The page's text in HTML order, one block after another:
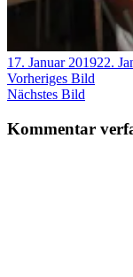
Veröffentlicht
am
17. Januar 201922.
Vorheriges Bild
Nächstes Bild
Kommentar